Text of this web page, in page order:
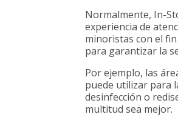
Normalmente, In-
experiencia de
minoristas con el
para garantizar la
Por ejemplo, las
puede utilizar para
desinfección o
multitud sea mejor.